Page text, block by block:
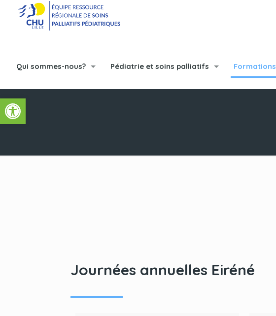
Ouvrir la barre d’outils
Qui sommes-nous? Pédiatrie et soins palliatifs Formations
Journées annuelles Eiréné